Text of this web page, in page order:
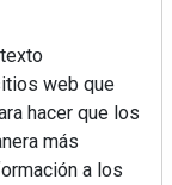
web que
hacer que los
más
a los